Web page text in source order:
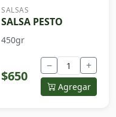
SALSAS
SALSA PESTO
450gr
$650
− +
Agregar